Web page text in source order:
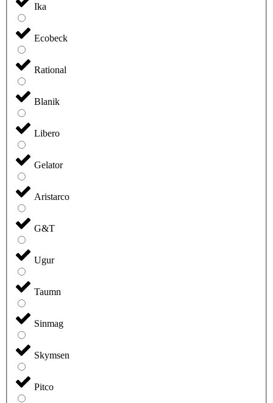
Ika
Ecobeck
Rational
Blanik
Libero
Gelator
Aristarco
G&T
Ugur
Taumn
Sinmag
Skymsen
Pitco